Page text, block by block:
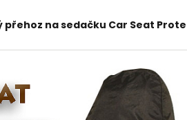
přehoz na sedačku Car Seat